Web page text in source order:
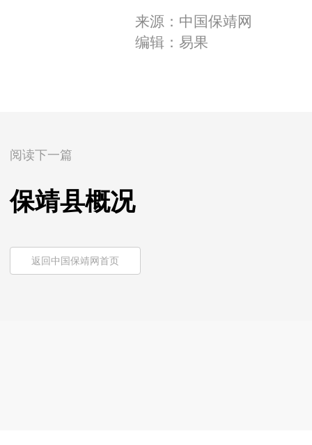
来源：中国保靖网
编辑：易果
阅读下一篇
保靖县概况
返回中国保靖网首页